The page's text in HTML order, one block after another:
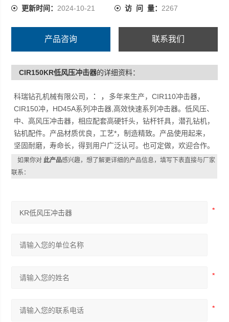
更新时间： 2024-10-21 访 问 量： 2267
产品咨询 联系我们
CIR150KR低风压冲击器的详细资料：
科瑞钻孔机械有限公司， ：， 多年来生产，CIR110冲击器，
CIR150冲，HD45A系列冲击器,高效快速系列冲击器。低风压、
中、高风压冲击器，相应配套高硬钎头，钻杆钎具，潜孔钻机，
钻机配件。产品材质优良，工艺*，制造精致。产品使用起来，
坚固耐磨，寿命长，得到用户广泛认可。也可定做，欢迎合作。
如果你对此产品感兴趣，想了解更详细的产品信息，填写下表直接与厂家
联系：